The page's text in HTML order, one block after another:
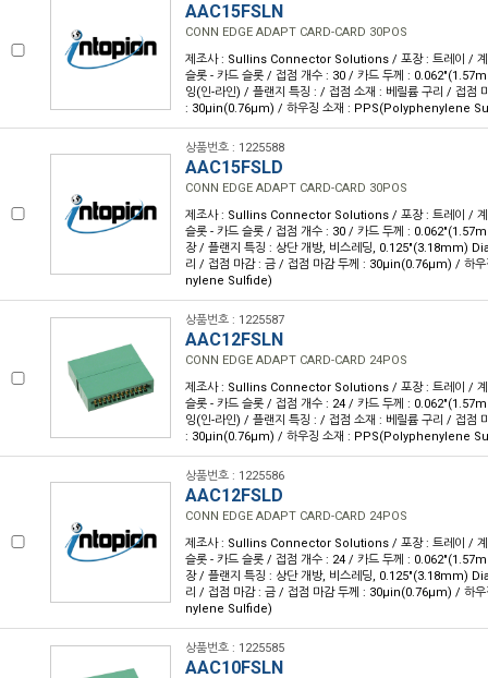
AAC15FSLN
CONN EDGE ADAPT CARD-CARD 30POS
제조사 : Sullins Connector Solutions / 포장 : 트레이 / 계
슬롯 - 카드 슬롯 / 접점 개수 : 30 / 카드 두께 :
잉(인-라인) / 플랜지 특징 : / 접점 소재 : 베릴륨 구리 / 접점
: 30µin(0.76µm) / 하우징 소재 : PPS(Polyphenylene
상품번호 : 1225588
AAC15FSLD
CONN EDGE ADAPT CARD-CARD 30POS
제조사 : Sullins Connector Solutions / 포장 : 트레이 / 계
슬롯 - 카드 슬롯 / 접점 개수 : 30 / 카드 두께 :
장 / 플랜지 특징 : 상단 개방, 비스레딩, 0.125"(3.18mm)
리 / 접점 마감 : 금 / 접점 마감 두께 : 30µin(0.76µm) / 하
nylene Sulfide)
상품번호 : 1225587
AAC12FSLN
CONN EDGE ADAPT CARD-CARD 24POS
제조사 : Sullins Connector Solutions / 포장 : 트레이 / 계
슬롯 - 카드 슬롯 / 접점 개수 : 24 / 카드 두께 :
잉(인-라인) / 플랜지 특징 : / 접점 소재 : 베릴륨 구리 / 접점
: 30µin(0.76µm) / 하우징 소재 : PPS(Polyphenylene
상품번호 : 1225586
AAC12FSLD
CONN EDGE ADAPT CARD-CARD 24POS
제조사 : Sullins Connector Solutions / 포장 : 트레이 / 계
슬롯 - 카드 슬롯 / 접점 개수 : 24 / 카드 두께 :
장 / 플랜지 특징 : 상단 개방, 비스레딩, 0.125"(3.18mm)
리 / 접점 마감 : 금 / 접점 마감 두께 : 30µin(0.76µm) / 하
nylene Sulfide)
상품번호 : 1225585
AAC10FSLN